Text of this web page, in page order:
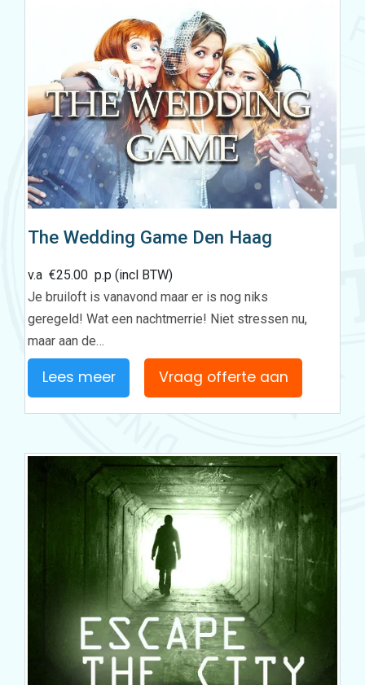
The Wedding Game Den Haag
v.a€25.00 p.p (incl BTW)
Je bruiloft is vanavond maar er is nog niks
geregeld! Wat een nachtmerrie! Niet stressen nu,
maar aan de…
Lees meer Vraag offerte aan